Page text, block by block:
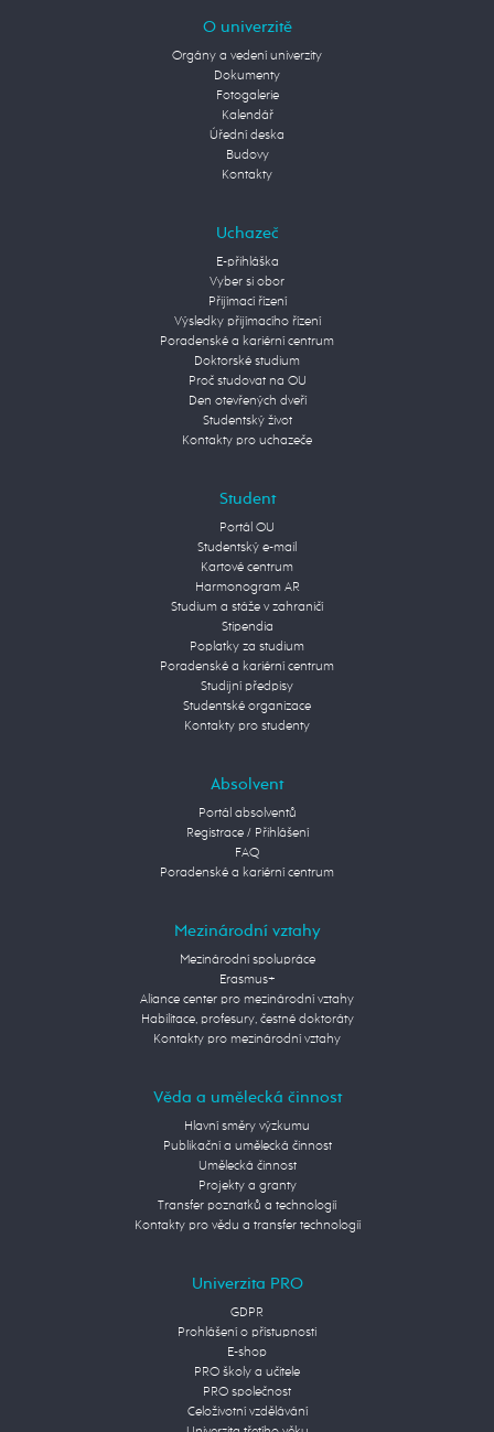
O univerzitě
Orgány a vedení univerzity
Dokumenty
Fotogalerie
Kalendář
Úřední deska
Budovy
Kontakty
Uchazeč
E-přihláška
Vyber si obor
Přijímací řízení
Výsledky přijímacího řízení
Poradenské a kariérní centrum
Doktorské studium
Proč studovat na OU
Den otevřených dveří
Studentský život
Kontakty pro uchazeče
Student
Portál OU
Studentský e-mail
Kartové centrum
Harmonogram AR
Studium a stáže v zahraničí
Stipendia
Poplatky za studium
Poradenské a kariérní centrum
Studijní předpisy
Studentské organizace
Kontakty pro studenty
Absolvent
Portál absolventů
Registrace / Přihlášení
FAQ
Poradenské a kariérní centrum
Mezinárodní vztahy
Mezinárodní spolupráce
Erasmus+
Aliance center pro mezinárodní vztahy
Habilitace, profesury, čestné doktoráty
Kontakty pro mezinárodní vztahy
Věda a umělecká činnost
Hlavní směry výzkumu
Publikační a umělecká činnost
Umělecká činnost
Projekty a granty
Transfer poznatků a technologií
Kontakty pro vědu a transfer technologií
Univerzita PRO
GDPR
Prohlášení o přístupnosti
E-shop
PRO školy a učitele
PRO společnost
Celoživotní vzdělávání